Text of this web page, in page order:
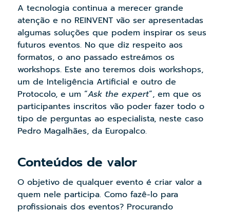
A tecnologia continua a merecer grande
atenção e no REINVENT vão ser apresentadas
algumas soluções que podem inspirar os seus
futuros eventos. No que diz respeito aos
formatos, o ano passado estreámos os
workshops. Este ano teremos dois workshops,
um de Inteligência Artificial e outro de
Protocolo, e um “Ask the expert”, em que os
participantes inscritos vão poder fazer todo o
tipo de perguntas ao especialista, neste caso
Pedro Magalhães, da Europalco.
Conteúdos de valor
O objetivo de qualquer evento é criar valor a
quem nele participa. Como fazê-lo para
profissionais dos eventos? Procurando